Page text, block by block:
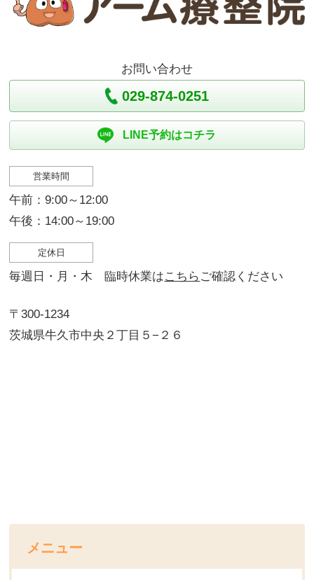
お問い合わせ
029-874-0251
LINE予約はコチラ
営業時間
午前：9:00～12:00
午後：14:00～19:00
定休日
毎週日・月・木 臨時休業はこちら ご確認ください
〒300-1234
茨城県牛久市中央２丁目５−２６
メニュー